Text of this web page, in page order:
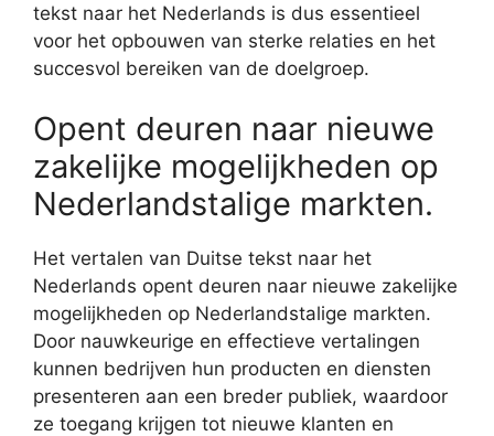
tekst naar het Nederlands is dus essentieel
voor het opbouwen van sterke relaties en het
succesvol bereiken van de doelgroep.
Opent deuren naar nieuwe
zakelijke mogelijkheden op
Nederlandstalige markten.
Het vertalen van Duitse tekst naar het
Nederlands opent deuren naar nieuwe zakelijke
mogelijkheden op Nederlandstalige markten.
Door nauwkeurige en effectieve vertalingen
kunnen bedrijven hun producten en diensten
presenteren aan een breder publiek, waardoor
ze toegang krijgen tot nieuwe klanten en